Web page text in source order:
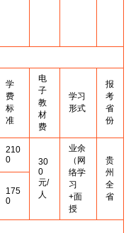
学
费
标
准
电
子
教
材
费
学习
形式
报
考
省
份
210
0
30
0
元/
人
业余
（网
络学
习
+面
授
贵
州
全
省
175
0